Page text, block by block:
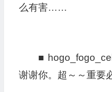
么有害……
■
谢谢你。超～～重要